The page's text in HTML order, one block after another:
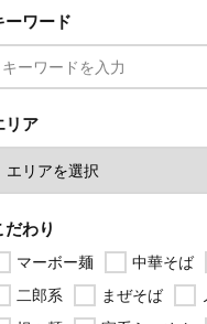
ーワード
リア
だわり
マーボー麺 中華そば
二郎系
まぜそば